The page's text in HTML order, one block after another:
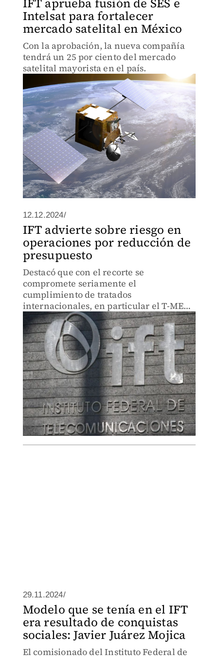
Intelsat para fortalecer
mercado satelital en México
Con la aprobación, la nueva compañía
tendrá un 25 por ciento del mercado
satelital mayorista en el país.
12.12.2024/
IFT advierte sobre riesgo en
operaciones por reducción de
presupuesto
Destacó que con el recorte se
compromete seriamente el
cumplimiento de tratados
internacionales, en particular el T-MEC,
y lo coloca en situación crítica.
29.11.2024/
Modelo que se tenía en el IFT
era resultado de conquistas
sociales: Javier Juárez Mojica
El comisionado del Instituto Federal de